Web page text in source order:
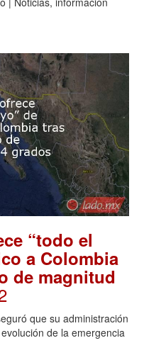
“todo el
a Colombia
de magnitud
que su administración
de la emergencia